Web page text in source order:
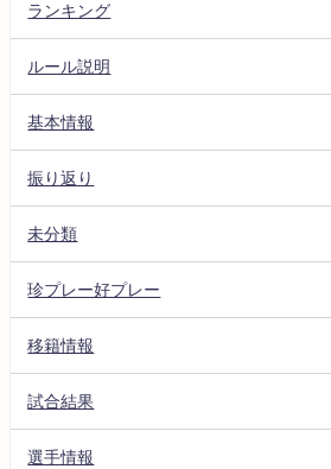
ランキング
ルール説明
基本情報
振り返り
未分類
珍プレー好プレー
移籍情報
試合結果
選手情報